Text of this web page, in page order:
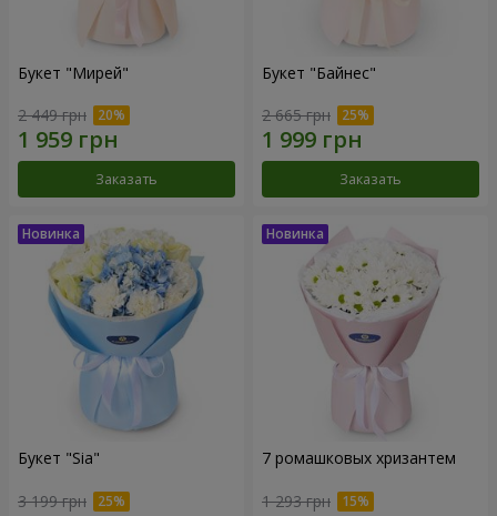
Букет "Мирей"
2 449 грн
Заказать
Букет "Байнес"
2 665 грн
Заказать
Букет "Sia"
3 199 грн
7 ромашковых хризантем
1 293 грн